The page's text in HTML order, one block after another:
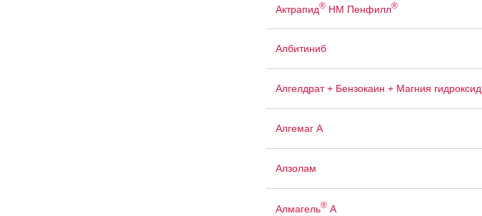
Актрапид®НМ Пенфилл®
Албитиниб
Алгелдрат + Бензокаин + Магния гидроксид
Алгемаг А
Алзолам
Алмагель®А